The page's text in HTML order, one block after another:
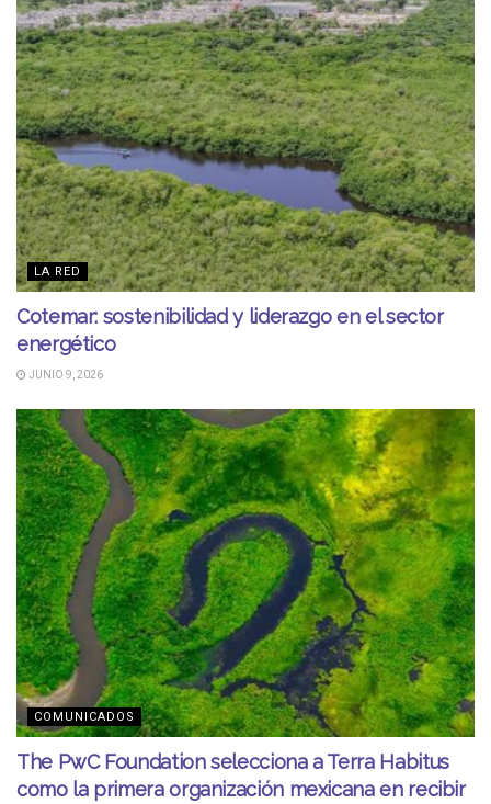
LA RED
Cotemar: sostenibilidad y liderazgo en el sector
energético
JUNIO 9, 2026
COMUNICADOS
The PwC Foundation selecciona a Terra Habitus
como la primera organización mexicana en recibir